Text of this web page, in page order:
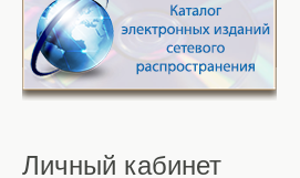
Личный кабинет